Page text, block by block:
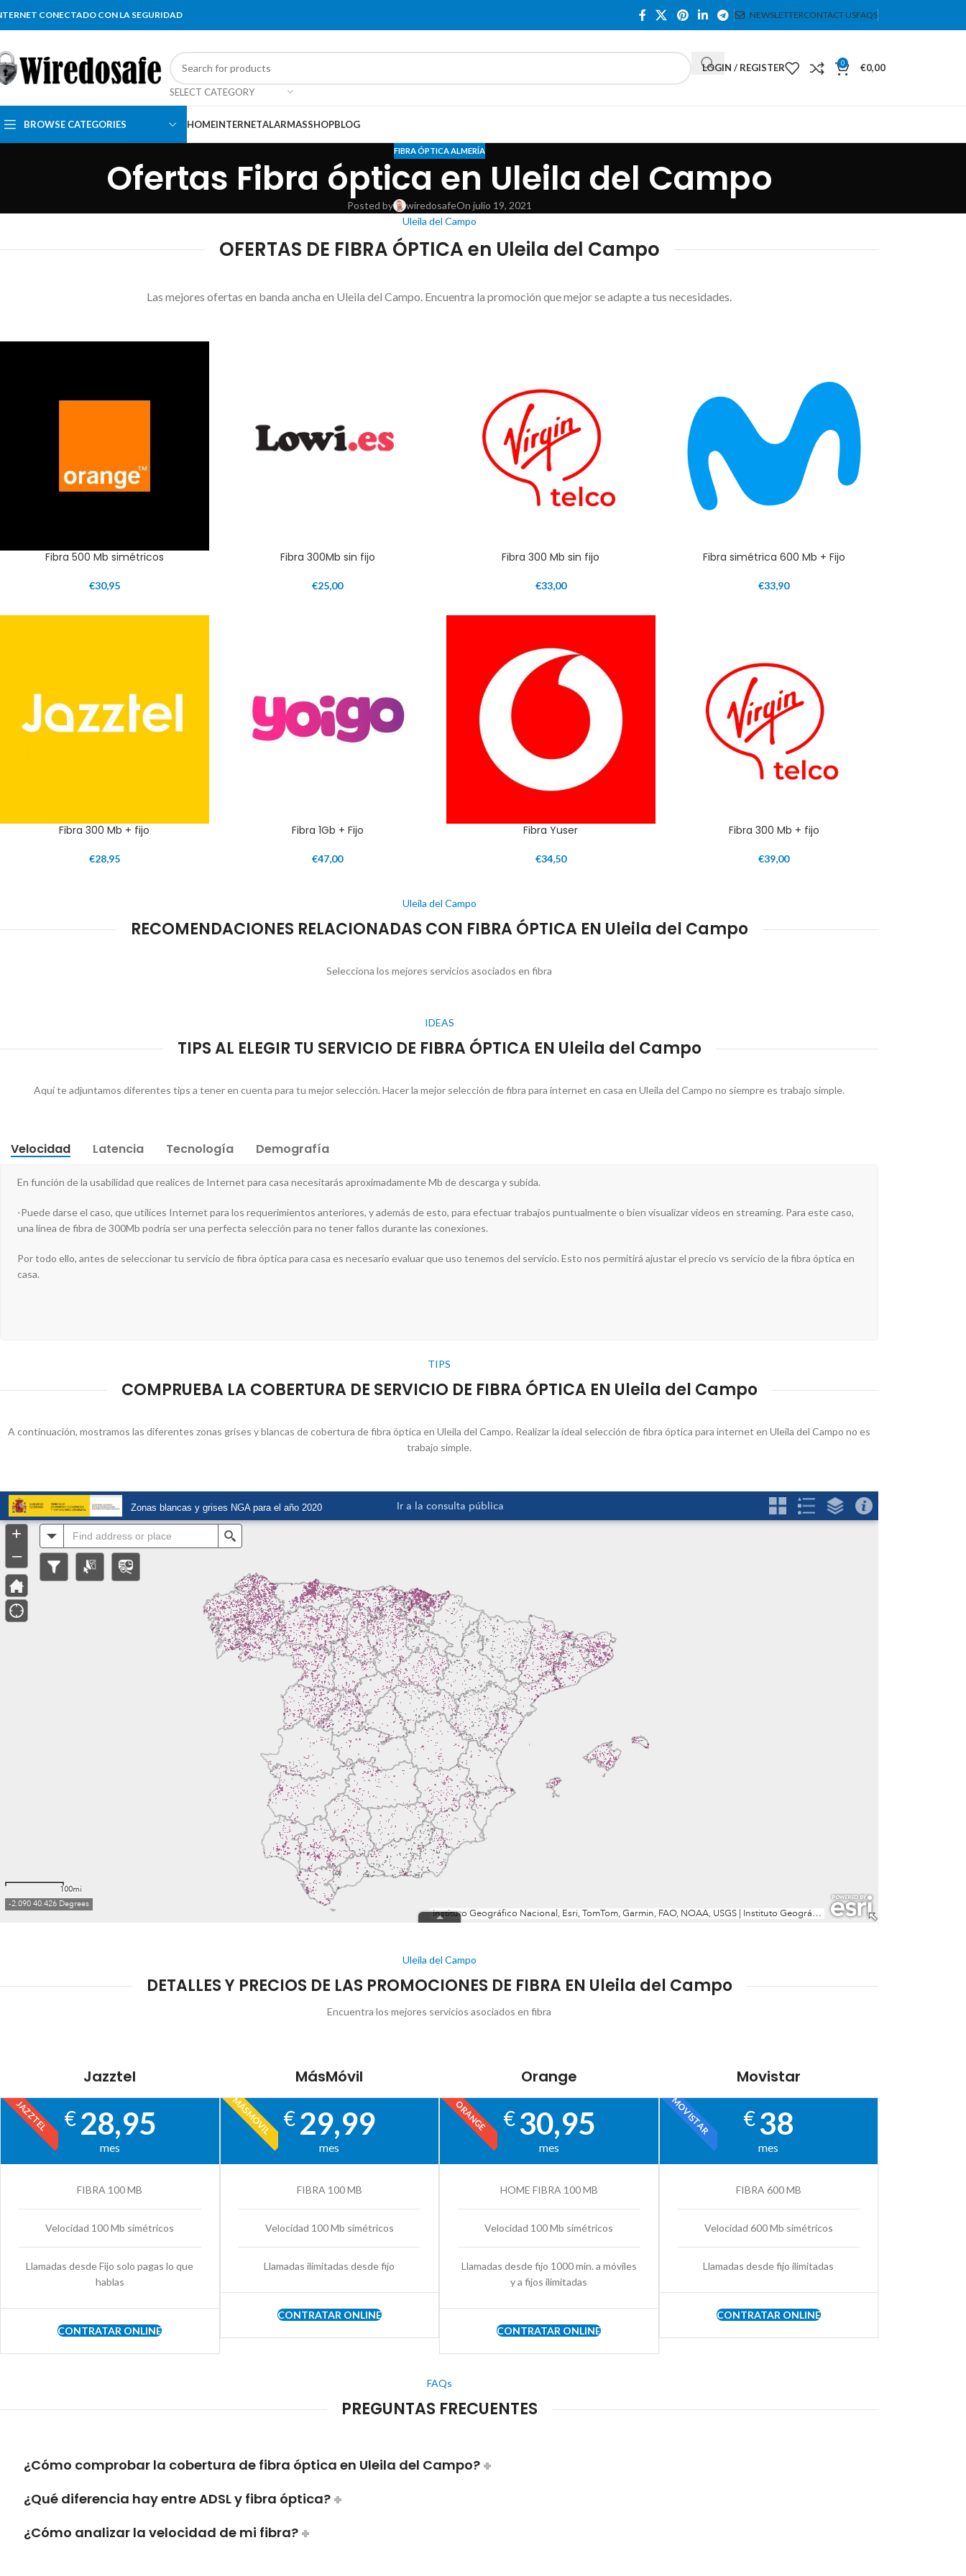
CONECTADO CON LA SEGURIDAD NEWSLETTERCONTACT USFAQS
SELECT CATEGORY
LOGIN / REGISTER 0 €0,00
BROWSE CATEGORIES HOMEINTERNETALARMASSHOPBLOG
FIBRA ÓPTICA ALMERÍA
Ofertas Fibra óptica en Uleila del Campo
Posted by wiredosafeOn julio 19, 2021
Uleila del Campo
OFERTAS DE FIBRA ÓPTICA en Uleila del Campo
Las mejores ofertas en banda ancha en Uleila del Campo. Encuentra la promoción que mejor se adapte a tus necesidades.
Fibra 500 Mb simétricos
€30,95
Fibra 300Mb sin fijo
€25,00
Fibra 300 Mb sin fijo
€33,00
Fibra simétrica 600 Mb + Fijo
€33,90
Fibra 300 Mb + fijo
€28,95
Fibra 1Gb + Fijo
€47,00
Fibra Yuser
€34,50
Fibra 300 Mb + fijo
€39,00
Uleila del Campo
RECOMENDACIONES RELACIONADAS CON FIBRA ÓPTICA EN Uleila del Campo
Selecciona los mejores servicios asociados en fibra
IDEAS
TIPS AL ELEGIR TU SERVICIO DE FIBRA ÓPTICA EN Uleila del Campo
Aquí te adjuntamos diferentes tips a tener en cuenta para tu mejor selección. Hacer la mejor selección de fibra para internet en casa en Uleila del Campo no siempre es trabajo simple.
Velocidad Latencia Tecnología Demografía
En función de la usabilidad que realices de Internet para casa necesitarás aproximadamente Mb de descarga y subida.
-Puede darse el caso, que utilices Internet para los requerimientos anteriores, y además de esto, para efectuar trabajos puntualmente o bien visualizar videos en streaming. Para este caso,
una línea de fibra de 300Mb podría ser una perfecta selección para no tener fallos durante las conexiones.
Por todo ello, antes de seleccionar tu servicio de fibra óptica para casa es necesario evaluar que uso tenemos del servicio. Esto nos permitirá ajustar el precio vs servicio de la fibra óptica en
casa.
TIPS
COMPRUEBA LA COBERTURA DE SERVICIO DE FIBRA ÓPTICA EN Uleila del Campo
A continuación, mostramos las diferentes zonas grises y blancas de cobertura de fibra óptica en Uleila del Campo. Realizar la ideal selección de fibra óptica para internet en Uleila del Campo no es
trabajo simple.
Uleila del Campo
DETALLES Y PRECIOS DE LAS PROMOCIONES DE FIBRA EN Uleila del Campo
Encuentra los mejores servicios asociados en fibra
Jazztel
JAZZTEL € 28,95
mes
FIBRA 100 MB
Velocidad 100 Mb simétricos
Llamadas desde Fijo solo pagas lo que
hablas
CONTRATAR ONLINE
MásMóvil
MÁSMÓVIL € 29,99
mes
FIBRA 100 MB
Velocidad 100 Mb simétricos
Llamadas ilimitadas desde fijo
CONTRATAR ONLINE
Orange
ORANGE €30,95
mes
HOME FIBRA 100 MB
Velocidad 100 Mb simétricos
Llamadas desde fijo 1000 min. a móviles
y a fijos ilimitadas
CONTRATAR ONLINE
Movistar
MOVISTAR €38
mes
FIBRA 600 MB
Velocidad 600 Mb simétricos
Llamadas desde fijo ilimitadas
CONTRATAR ONLINE
FAQs
PREGUNTAS FRECUENTES
¿Cómo comprobar la cobertura de fibra óptica en Uleila del Campo?
¿Qué diferencia hay entre ADSL y fibra óptica?
¿Cómo analizar la velocidad de mi fibra?